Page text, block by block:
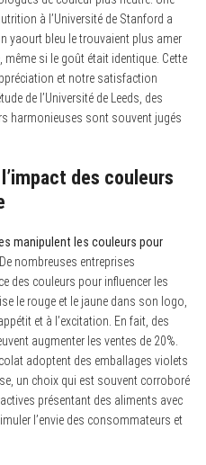
à l’Université de Stanford a
yaourt bleu le trouvaient plus amer
même si le goût était identique. Cette
et notre satisfaction
de l’Université de Leeds, des
harmonieuses sont souvent jugés
des couleurs
manipulent les couleurs pour
De nombreuses entreprises
des couleurs pour influencer les
le rouge et le jaune dans son logo,
et à l’excitation. En fait, des
augmenter les ventes de 20%.
adoptent des emballages violets
un choix qui est souvent corroboré
présentant des aliments avec
l’envie des consommateurs et